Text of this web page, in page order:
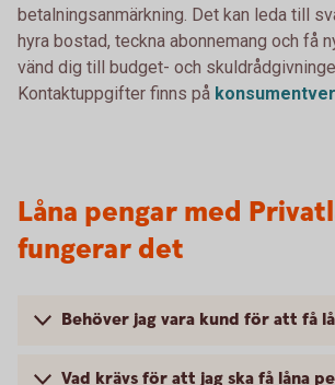
betalningsanmärkning. Det kan leda till
hyra bostad, teckna abonnemang och få
vänd dig till budget- och
Kontaktuppgifter finns på
Låna pengar med
fungerar det
Behöver jag vara kund för att få
Vad krävs för att jag ska få låna